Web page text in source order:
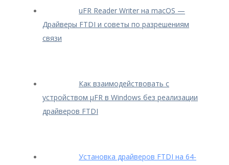
uFR Reader Writer на macOS —
Драйверы FTDI и советы по разрешениям
связи
Как взаимодействовать с
устройством μFR в Windows без реализации
драйверов FTDI
Установка драйверов FTDI на 64-